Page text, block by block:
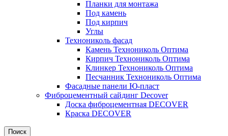
Планки для монтажа
Под камень
Под кирпич
Углы
Технониколь фасад
Камень Технониколь Оптима
Кирпич Технониколь Оптима
Клинкер Технониколь Оптима
Песчанник Технониколь Оптима
Фасадные панели Ю-пласт
Фиброцементный сайдинг Decover
Доска фиброцементная DECOVER
Краска DECOVER
Поиск